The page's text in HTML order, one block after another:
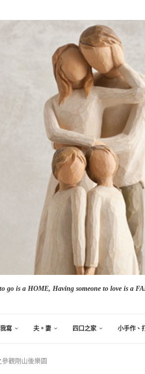
go is a HOME, Having someone to love is a
寫 夫。妻 四口之家 小手作、
參觀剛山後樂園